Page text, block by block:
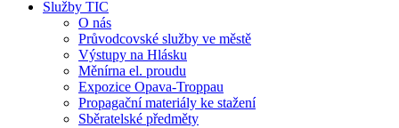
Služby TIC
O nás
Průvodcovské služby ve městě
Výstupy na Hlásku
Měnírna el. proudu
Expozice Opava-Troppau
Propagační materiály ke stažení
Sběratelské předměty